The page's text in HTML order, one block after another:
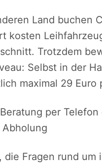
Land buchen
kosten
Trotzdem
Selbst in der
maximal 29 Euro
per
die Fragen rund